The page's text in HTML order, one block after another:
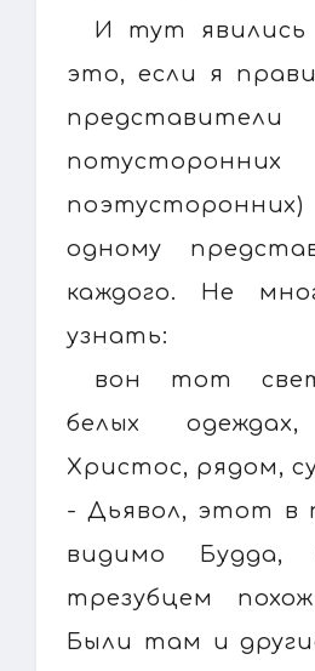
И тут
это, если я
представители
одному
каждого. Не
узнать:
вон тот
белых одеждах,
Христос, рядом,
- Дьявол, этот в
видимо
трезубцем
Были там и